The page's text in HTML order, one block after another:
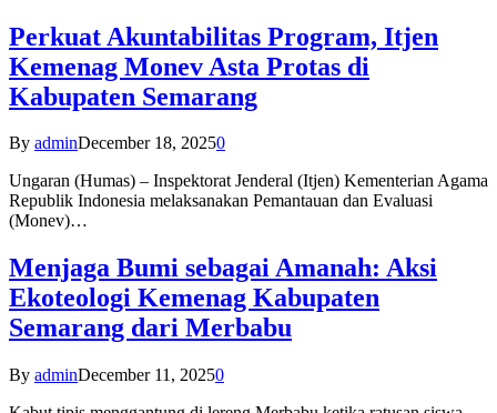
Perkuat Akuntabilitas Program, Itjen
Kemenag Monev Asta Protas di
Kabupaten Semarang
By adminDecember 18, 20250
Ungaran (Humas) – Inspektorat Jenderal (Itjen) Kementerian Agama
Republik Indonesia melaksanakan Pemantauan dan Evaluasi
(Monev)…
Menjaga Bumi sebagai Amanah: Aksi
Ekoteologi Kemenag Kabupaten
Semarang dari Merbabu
By adminDecember 11, 20250